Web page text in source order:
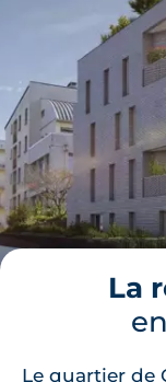
La
Le quartier de